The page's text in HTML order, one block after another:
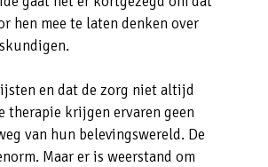
hen mee te laten denken over
en dat de zorg niet altijd
therapie krijgen ervaren geen
van hun belevingswereld. De
Maar er is weerstand om